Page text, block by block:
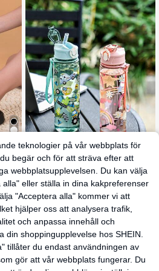
ha
750 ml sportvattenflaska för barn, 4
färgalternativ, söt present för flickor
& pojkar, sugrörskopp lämplig för ut
omhus, skola, skolstart
#5 Bästsäljare inom Barnvattenflaskor
66
teknologier på vår webbplats för
begär och för att sträva efter att
webbplatsupplevelsen. Du kan välja
eller ställa in dina kakpreferenser
"Acceptera alla" kommer vi att
hjälper oss att analysera trafik,
och anpassa innehåll och
din shoppingupplevelse hos SHEIN.
tillåter du endast användningen av
gör att vår webbplats fungerar. Du